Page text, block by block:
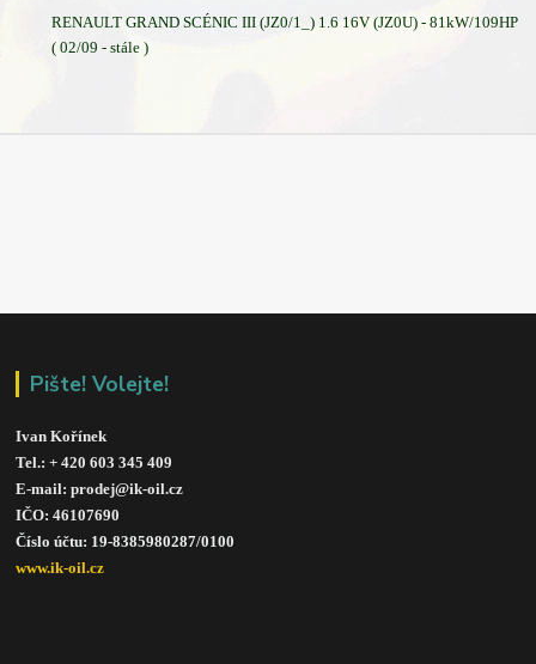
RENAULT GRAND SCÉNIC III (JZ0/1_) 1.6 16V (JZ0U) - 81kW/109HP
( 02/09 - stále )
Pište! Volejte!
Ivan Kořínek
Tel.: + 420 603 345 409
E-mail: prodej@ik-oil.cz
IČO: 46107690
Číslo účtu: 19-8385980287/0100
www.ik-oil.cz